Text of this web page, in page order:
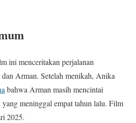
ini menceritakan perjalanan
Arman. Setelah menikah, Anika
bahwa Arman masih mencintai
meninggal empat tahun lalu. Film
2025.